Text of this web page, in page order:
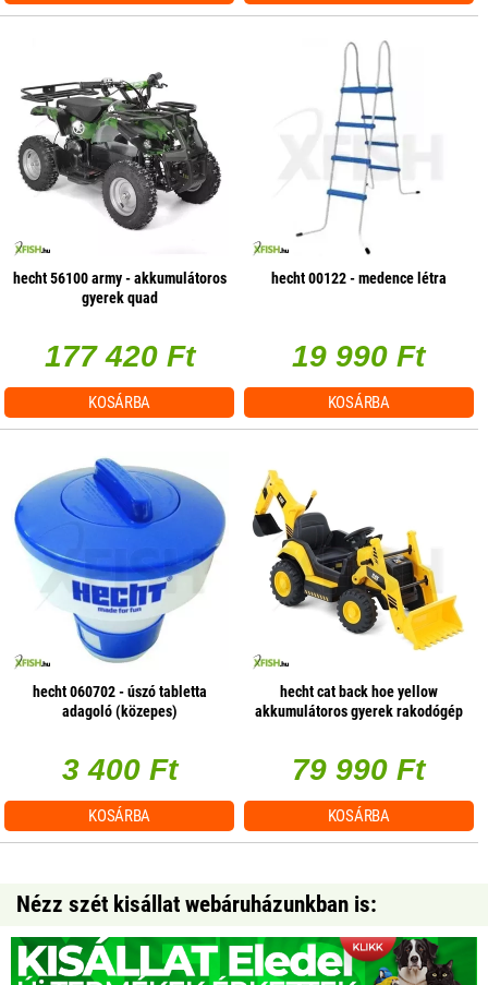
hecht 56100 army - akkumulátoros
gyerek quad
177 420 Ft
KOSÁRBA
hecht 00122 - medence létra
19 990 Ft
KOSÁRBA
hecht 060702 - úszó tabletta
adagoló (közepes)
3 400 Ft
KOSÁRBA
hecht cat back hoe yellow
akkumulátoros gyerek rakodógép
79 990 Ft
KOSÁRBA
Nézz szét kisállat webáruházunkban is: